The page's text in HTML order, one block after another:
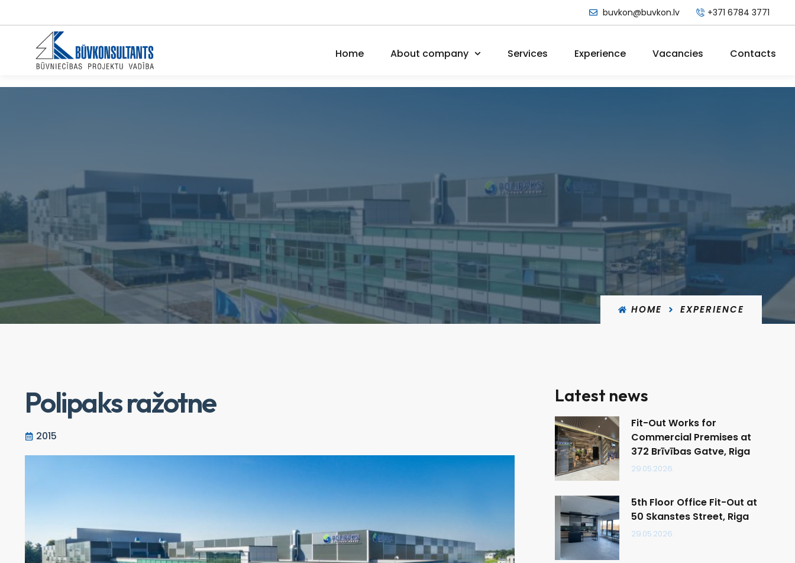
buvkon@buvkon.lv +371 6784 3771
Home About company Services Experience Vacancies Contacts
HOME EXPERIENCE
Polipaks ražotne
2015
Latest news
Fit-Out Works for
Commercial Premises at
372 Brīvības Gatve, Riga
29.05.2026.
5th Floor Office Fit-Out at
50 Skanstes Street, Riga
29.05.2026.